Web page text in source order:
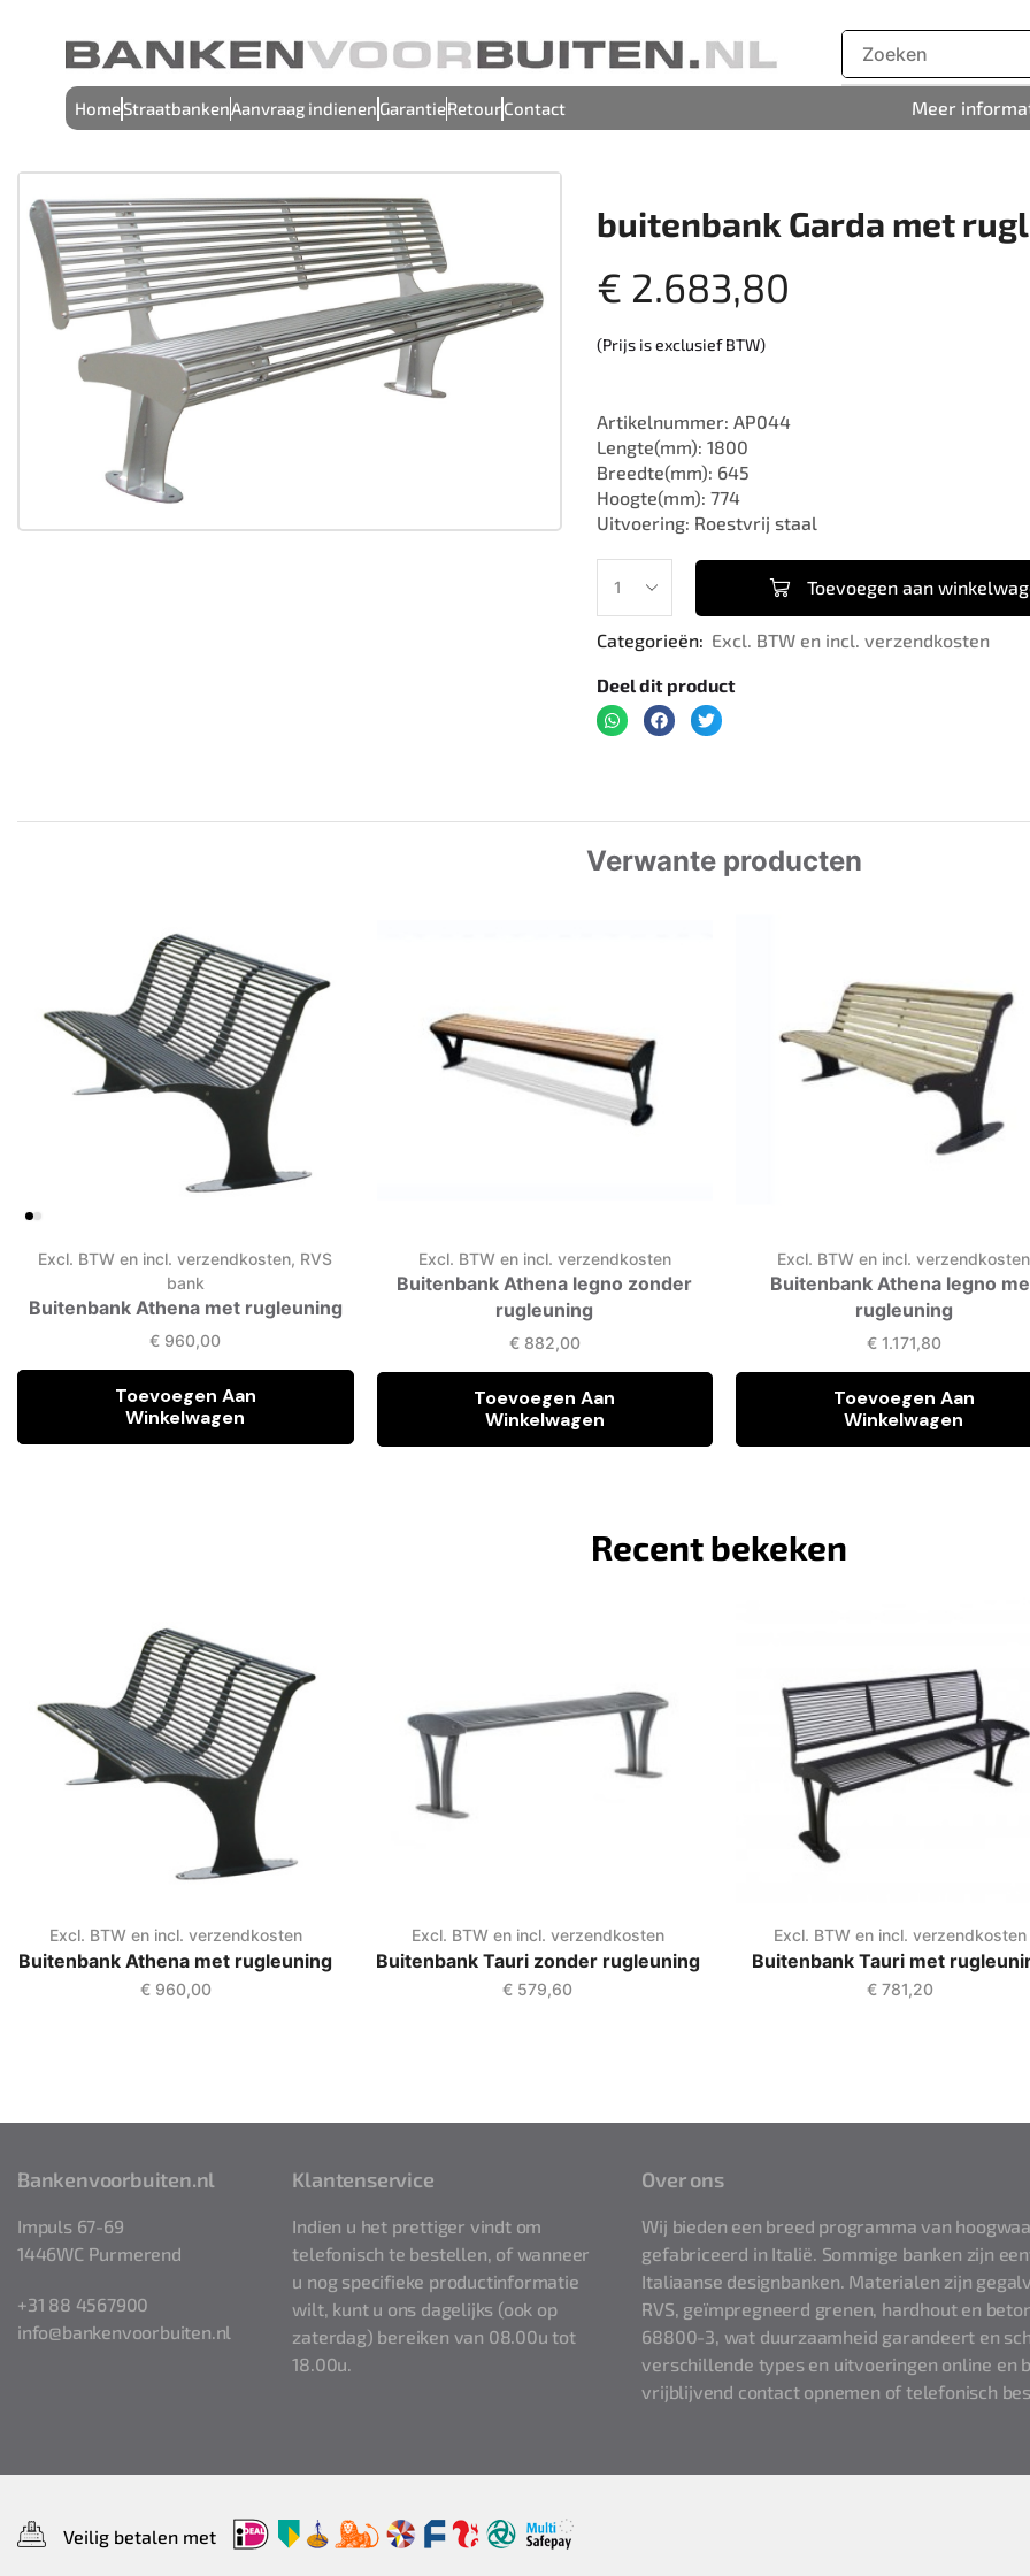
HomeStraatbankenAanvraag indienen GarantieRetourContact Meer
buitenbank Garda met
€ 2.683,80
(Prijs is exclusief BTW)
Artikelnummer: AP044
Lengte(mm): 1800
Breedte(mm): 645
Hoogte(mm): 774
Uitvoering: Roestvrij staal
Toevoegen aan
Categorieën: Excl. BTW en incl. verzendkosten
Deel dit product
Verwante producten
Excl. BTW en incl. verzendkosten, RVS
bank
Buitenbank Athena met rugleuning
€ 960,00
Toevoegen Aan
Winkelwagen
Excl. BTW en incl. verzendkosten
Buitenbank Athena legno zonder
rugleuning
€882,00
Toevoegen Aan
Winkelwagen
Excl. BTW en incl. verzendkosten
Buitenbank Athena legno
rugleuning
€1.171,80
Toevoegen Aan
Winkelwagen
Recent bekeken
Excl. BTW en incl. verzendkosten
Buitenbank Athena met rugleuning
€960,00
Excl. BTW en incl. verzendkosten
Buitenbank Tauri zonder rugleuning
€ 579,60
Excl. BTW en incl. verzendkosten
Buitenbank Tauri met
€781,20
Bankenvoorbuiten.nl
Impuls 67-69
1446WC Purmerend
+31 88 4567900
info@bankenvoorbuiten.nl
Klantenservice
Indien u het prettiger vindt om
telefonisch te bestellen, of wanneer
u nog specifieke productinformatie
wilt, kunt u ons dagelijks (ook op
zaterdag) bereiken van 08.00u tot
18.00u.
Over ons
Wij bieden een breed programma van
gefabriceerd in Italië. Sommige banken zijn
Italiaanse designbanken. Materialen zijn
RVS, geïmpregneerd grenen, hardhout en
68800-3, wat duurzaamheid garandeert en
verschillende types en uitvoeringen online en
vrijblijvend contact opnemen of telefonisch
Veilig betalen met